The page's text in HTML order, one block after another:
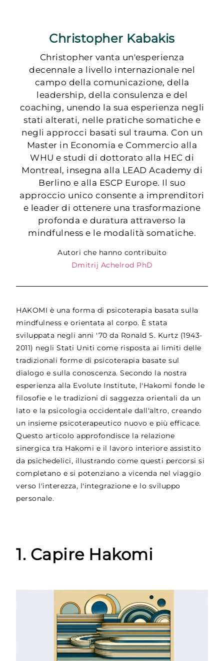
Christopher Kabakis
Christopher vanta un'esperienza
decennale a livello internazionale nel
campo della comunicazione, della
leadership, della consulenza e del
coaching, unendo la sua esperienza negli
stati alterati, nelle pratiche somatiche e
negli approcci basati sul trauma. Con un
Master in Economia e Commercio alla
WHU e studi di dottorato alla HEC di
Montreal, insegna alla LEAD Academy di
Berlino e alla ESCP Europe. Il suo
approccio unico consente a imprenditori
e leader di ottenere una trasformazione
profonda e duratura attraverso la
mindfulness e le modalità somatiche.
Autori che hanno contribuito
Dmitrij Achelrod PhD
HAKOMI è una forma di psicoterapia basata sulla
mindfulness e orientata al corpo. È stata
sviluppata negli anni '70 da Ronald S. Kurtz (1943-
2011) negli Stati Uniti come risposta ai limiti delle
tradizionali forme di psicoterapia basate sul
dialogo e sulla conoscenza. Secondo la nostra
esperienza alla Evolute Institute, l'Hakomi fonde le
filosofie e le tradizioni di saggezza orientali da un
lato e la psicologia occidentale dall'altro, creando
un insieme psicoterapeutico nuovo e più efficace.
Questo articolo approfondisce la relazione
sinergica tra Hakomi e il lavoro interiore assistito
da psichedelici, illustrando come questi percorsi si
completano e si potenziano a vicenda nel viaggio
verso l'interezza, l'integrazione e lo sviluppo
personale.
1. Capire Hakomi